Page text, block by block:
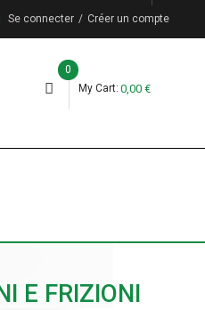
Se connecter Créer un compte
My Cart
0
0,00 €
E FRIZIONI